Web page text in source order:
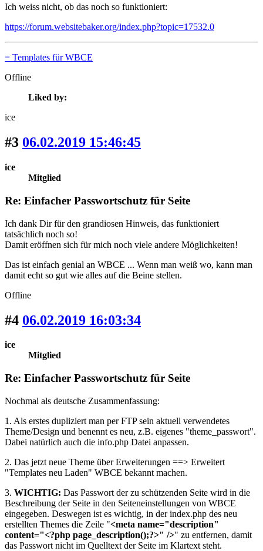
Ich weiss nicht, ob das noch so funktioniert:
https://forum.websitebaker.org/index.php?topic=17532.0
= Templates für WBCE
Offline
Liked by:
ice
#3 06.02.2019 15:46:45
ice
Mitglied
Re: Einfacher Passwortschutz für Seite
Ich dank Dir für den grandiosen Hinweis, das funktioniert
tatsächlich noch so!
Damit eröffnen sich für mich noch viele andere Möglichkeiten!
Das ist einfach genial an WBCE ... Wenn man weiß wo, kann man
damit echt so gut wie alles auf die Beine stellen.
Offline
#4 06.02.2019 16:03:34
ice
Mitglied
Re: Einfacher Passwortschutz für Seite
Nochmal als deutsche Zusammenfassung:
1. Als erstes dupliziert man per FTP sein aktuell verwendetes
Theme/Design und benennt es neu, z.B. eigenes "theme_passwort".
Dabei natürlich auch die info.php Datei anpassen.
2. Das jetzt neue Theme über Erweiterungen ==> Erweitert
"Templates neu Laden" WBCE bekannt machen.
3. WICHTIG: Das Passwort der zu schützenden Seite wird in die
Beschreibung der Seite in den Seiteneinstellungen von WBCE
eingegeben. Deswegen ist es wichtig, in der index.php des neu
erstellten Themes die Zeile "<meta name="description"
content="<?php page_description();?>" />" zu entfernen, damit
das Passwort nicht im Quelltext der Seite im Klartext steht.